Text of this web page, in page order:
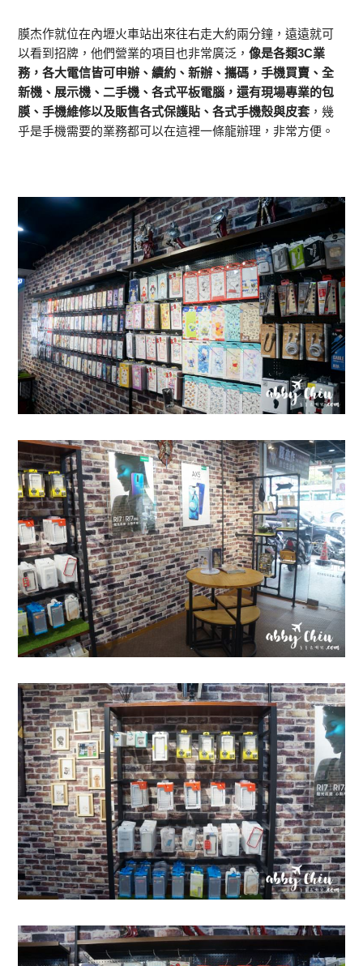
膜杰作就位在內壢火車站出來往右走大約兩分鐘，遠遠就可
以看到招牌，他們營業的項目也非常廣泛，像是各類3C業
務，各大電信皆可申辦、續約、新辦、攜碼，手機買賣、全
新機、展示機、二手機、各式平板電腦，還有現場專業的包
膜、手機維修以及販售各式保護貼、各式手機殼與皮套，幾
乎是手機需要的業務都可以在這裡一條龍辦理，非常方便。